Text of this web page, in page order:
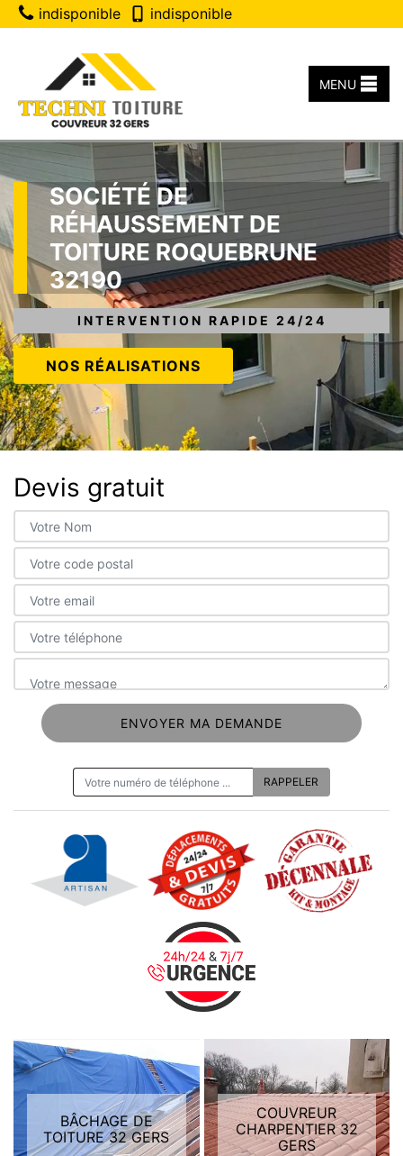
indisponible indisponible
MENU
SOCIÉTÉ DE
RÉHAUSSEMENT DE
TOITURE ROQUEBRUNE
32190
INTERVENTION RAPIDE 24/24
NOS RÉALISATIONS
Devis gratuit
BÂCHAGE DE
TOITURE 32 GERS
COUVREUR
CHARPENTIER 32
GERS